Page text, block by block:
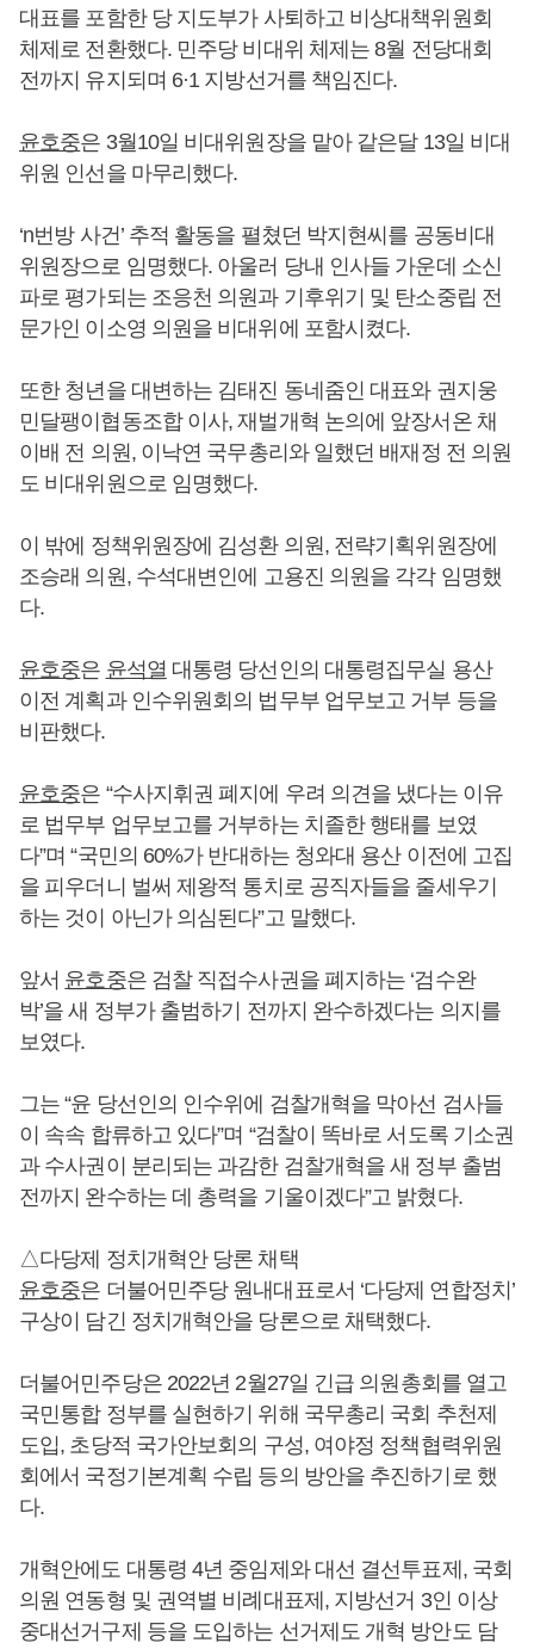
대표를 포함한 당 지도부가 사퇴하고 비상대책위원회
체제로 전환했다. 민주당 비대위 체제는 8월 전당대회
전까지 유지되며 6·1 지방선거를 책임진다.
윤호중은 3월10일 비대위원장을 맡아 같은달 13일 비대
위원 인선을 마무리했다.
‘n번방 사건’ 추적 활동을 펼쳤던 박지현씨를 공동비대
위원장으로 임명했다. 아울러 당내 인사들 가운데 소신
파로 평가되는 조응천 의원과 기후위기 및 탄소중립 전
문가인 이소영 의원을 비대위에 포함시켰다.
또한 청년을 대변하는 김태진 동네줌인 대표와 권지웅
민달팽이협동조합 이사, 재벌개혁 논의에 앞장서온 채
이배 전 의원, 이낙연 국무총리와 일했던 배재정 전 의원
도 비대위원으로 임명했다.
이 밖에 정책위원장에 김성환 의원, 전략기획위원장에
조승래 의원, 수석대변인에 고용진 의원을 각각 임명했
다.
윤호중은 윤석열 대통령 당선인의 대통령집무실 용산
이전 계획과 인수위원회의 법무부 업무보고 거부 등을
비판했다.
윤호중은 “수사지휘권 폐지에 우려 의견을 냈다는 이유
로 법무부 업무보고를 거부하는 치졸한 행태를 보였
다”며 “국민의 60%가 반대하는 청와대 용산 이전에 고집
을 피우더니 벌써 제왕적 통치로 공직자들을 줄세우기
하는 것이 아닌가 의심된다”고 말했다.
앞서 윤호중은 검찰 직접수사권을 폐지하는 ‘검수완
박’을 새 정부가 출범하기 전까지 완수하겠다는 의지를
보였다.
그는 “윤 당선인의 인수위에 검찰개혁을 막아선 검사들
이 속속 합류하고 있다”며 “검찰이 똑바로 서도록 기소권
과 수사권이 분리되는 과감한 검찰개혁을 새 정부 출범
전까지 완수하는 데 총력을 기울이겠다”고 밝혔다.
△다당제 정치개혁안 당론 채택
윤호중은 더불어민주당 원내대표로서 ‘다당제 연합정치’
구상이 담긴 정치개혁안을 당론으로 채택했다.
더불어민주당은 2022년 2월27일 긴급 의원총회를 열고
국민통합 정부를 실현하기 위해 국무총리 국회 추천제
도입, 초당적 국가안보회의 구성, 여야정 정책협력위원
회에서 국정기본계획 수립 등의 방안을 추진하기로 했
다.
개혁안에도 대통령 4년 중임제와 대선 결선투표제, 국회
의원 연동형 및 권역별 비례대표제, 지방선거 3인 이상
중대선거구제 등을 도입하는 선거제도 개혁 방안도 담